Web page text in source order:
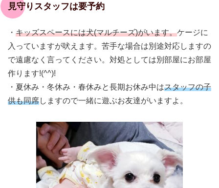
見守りスタッフは要予約
・ キッズスペースには犬(マルチーズ)がいます。ケージに
入っていますが吠えます。苦手な場合は別途対応しますの
で遠慮なく言ってください。対処としては別部屋にお部屋
作ります!(^^)!
・夏休み・冬休み・春休みと長期お休み中はスタッフの子
供も同席しますので一緒に遊ぶお友達がいますよ。